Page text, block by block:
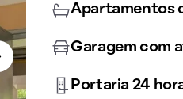
Apartamentos
Garagem com
Portaria 24